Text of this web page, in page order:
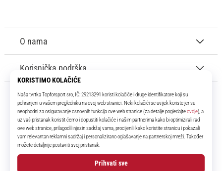
11teamsports.hr
Tvoj smo pouzdani suigrač već više od 16 godina! Cijelo to vrijeme
donosimo ti najbolje i najnovije proizvode iz svijeta nogometa.
Facebook
Instagram
O nama
Korisnička podrška